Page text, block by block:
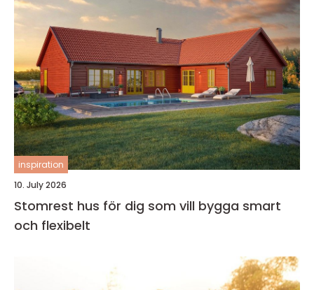
inspiration
10. July 2026
Stomrest hus för dig som vill bygga smart
och flexibelt